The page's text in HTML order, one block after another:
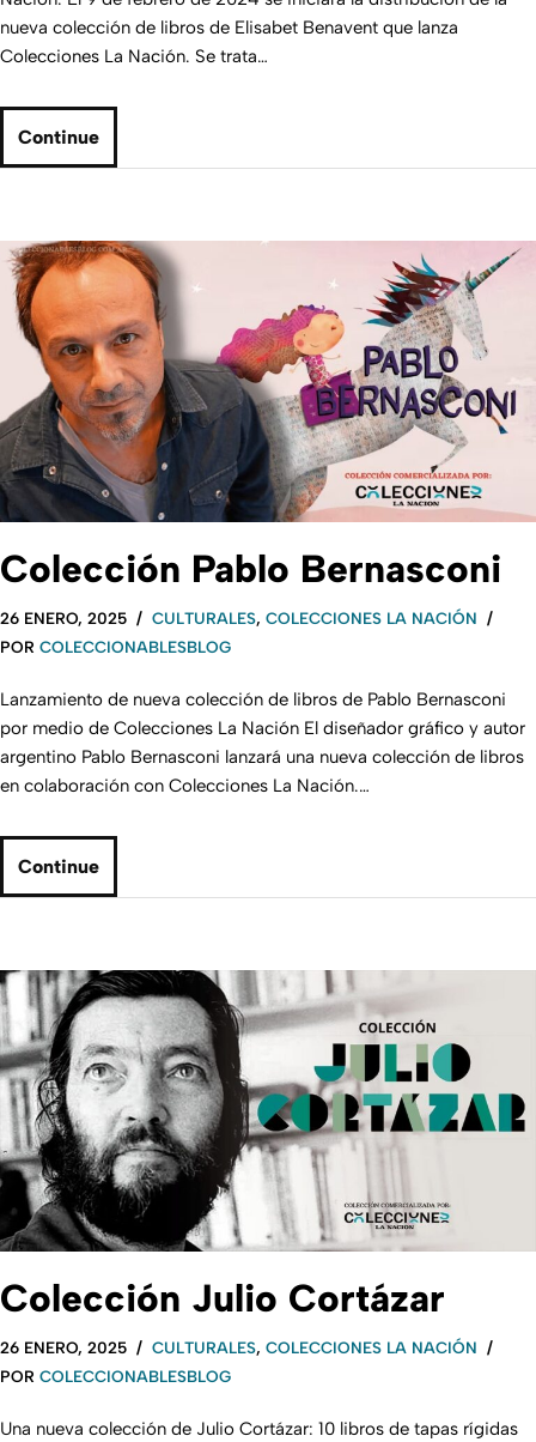
nueva colección de libros de Elisabet Benavent que lanza
Colecciones La Nación. Se trata…
Continue
Colección Pablo Bernasconi
26 ENERO, 2025 CULTURALES, COLECCIONES LA NACIÓN
POR COLECCIONABLESBLOG
Lanzamiento de nueva colección de libros de Pablo Bernasconi
por medio de Colecciones La Nación El diseñador gráfico y autor
argentino Pablo Bernasconi lanzará una nueva colección de libros
en colaboración con Colecciones La Nación.…
Continue
Colección Julio Cortázar
26 ENERO, 2025 CULTURALES, COLECCIONES LA NACIÓN
POR COLECCIONABLESBLOG
Una nueva colección de Julio Cortázar: 10 libros de tapas rígidas